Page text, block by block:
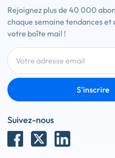
Rejoignez plus de 40 000
chaque semaine tendances et
votre boîte mail !
S'inscrire
Suivez-nous